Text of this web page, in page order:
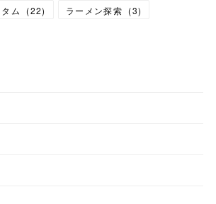
ム
(22) ラーメン探索 (3)